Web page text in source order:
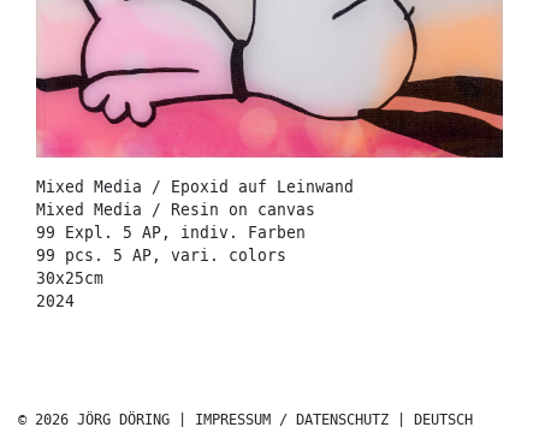
Mixed Media / Epoxid auf Leinwand
Mixed Media / Resin on canvas
99 Expl. 5 AP, indiv. Farben
99 pcs. 5 AP, vari. colors
30x25cm
2024
© 2026 JÖRG DÖRING | IMPRESSUM / DATENSCHUTZ DEUTSCH